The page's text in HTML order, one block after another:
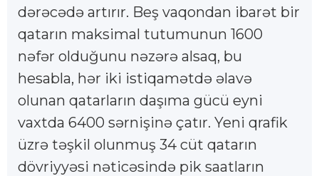
dərəcədə artırır. Beş vaqondan ibarət bir
qatarın maksimal tutumunun 1600
nəfər olduğunu nəzərə alsaq, bu
hesabla, hər iki istiqamətdə əlavə
olunan qatarların daşıma gücü eyni
vaxtda 6400 sərnişinə çatır. Yeni qrafik
üzrə təşkil olunmuş 34 cüt qatarın
dövriyyəsi nəticəsində pik saatların